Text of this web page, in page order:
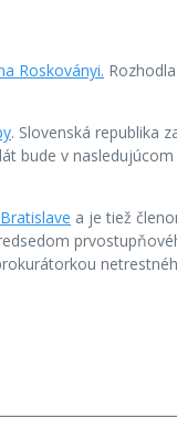
Roskoványi.
. Slovenská republika
bude v
a je tiež